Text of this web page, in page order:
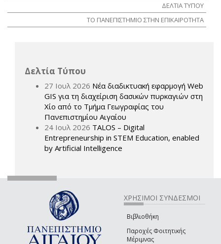
ΔΕΛΤΙΑ ΤΥΠΟΥ
ΤΟ ΠΑΝΕΠΙΣΤΗΜΙΟ ΣΤΗΝ ΕΠΙΚΑΙΡΟΤΗΤΑ
Δελτία Τύπου
27 Ιουλ 2026 Νέα διαδικτυακή εφαρμογή Web
GIS για τη διαχείριση δασικών πυρκαγιών στη
Χίο από το Τμήμα Γεωγραφίας του
Πανεπιστημίου Αιγαίου
24 Ιουλ 2026 TALOS – Digital
Entrepreneurship in STEM Education, enabled
by Artificial Intelligence
ΧΡΗΣΙΜΟΙ ΣΥΝΔΕΣΜΟΙ
Βιβλιοθήκη
Παροχές Φοιτητικής
Μέριμνας